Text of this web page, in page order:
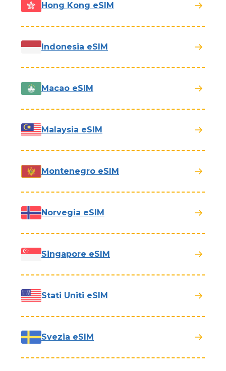
Hong Kong eSIM
Indonesia eSIM
Macao eSIM
Malaysia eSIM
Montenegro eSIM
Norvegia eSIM
Singapore eSIM
Stati Uniti eSIM
Svezia eSIM